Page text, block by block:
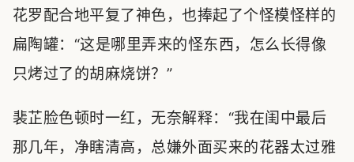
花罗配合地平复了神色，也捧起了个怪模怪样的
扁陶罐：“这是哪里弄来的怪东西，怎么长得像
只烤过了的胡麻烧饼？”
裴芷脸色顿时一红，无奈解释：“我在闺中最后
那几年，净瞎清高，总嫌外面买来的花器太过雅